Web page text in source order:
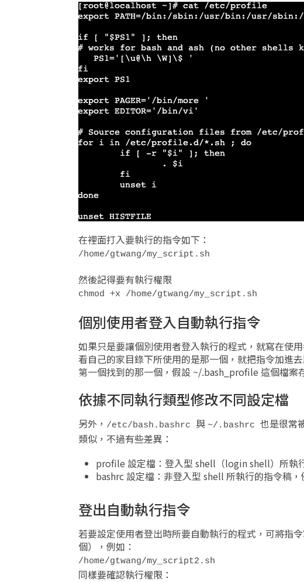
在裡面打入要執行的指令如下：
/home/gtwang/my_script.sh
然後記得要有執行權限
chmod +x /home/gtwang/my_script.sh
個別使用者登入自動執行指令
如果只是要讓個別使用者登入執行的程式，就寫在
看自己的家目錄下所使用的是那一個，就把指令加進
第一個找到的那一個，假設 ~/.bash_profile 這個檔案
依據不同執行類型修改不同設定檔
另外， /etc/bash.bashrc 與~/.bashrc也是很常
類似，不過有些差異：
profile 設定檔：登入型 shell（login shell）所執
bashrc 設定檔：非登入型 shell 所執行的指令稿，
登出自動執行指令
若要設定使用者登出時所要自動執行的程式，可將指
個），例如：
/home/gtwang/my_script2.sh
同樣要確認執行權限：